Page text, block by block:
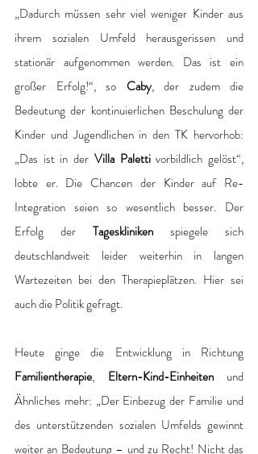
„Dadurch müssen sehr viel weniger Kinder aus
ihrem sozialen Umfeld herausgerissen und
stationär aufgenommen werden. Das ist ein
großer Erfolg!“, so Caby, der zudem die
Bedeutung der kontinuierlichen Beschulung der
Kinder und Jugendlichen in den TK hervorhob:
„Das ist in der Villa Paletti vorbildlich gelöst“,
lobte er. Die Chancen der Kinder auf Re-
Integration seien so wesentlich besser. Der
Erfolg der Tageskliniken spiegele sich
deutschlandweit leider weiterhin in langen
Wartezeiten bei den Therapieplätzen. Hier sei
auch die Politik gefragt.
Familientherapie, Eltern-Kind-Einheiten und
Ähnliches mehr: „Der Einbezug der Familie und
des unterstützenden sozialen Umfelds gewinnt
weiter an Bedeutung – und zu Recht! Nicht das